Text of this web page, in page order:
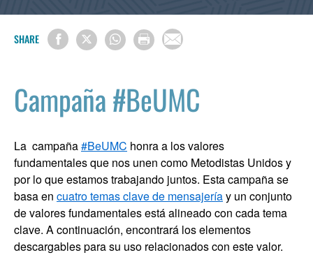
SHARE
Campaña #BeUMC
La campaña#BeUMC honra a los valores
fundamentales que nos unen como Metodistas Unidos y
por lo que estamos trabajando juntos. Esta campaña se
basa en cuatro temas clave de mensajeríay un conjunto
de valores fundamentales está alineado con cada tema
clave. A continuación, encontrará los elementos
descargables para su uso relacionados con este valor.